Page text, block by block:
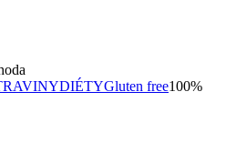
DIÉTYGluten free100%